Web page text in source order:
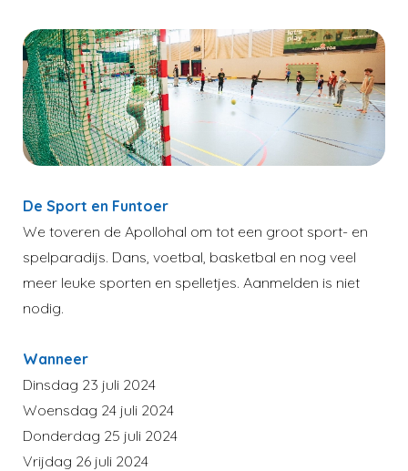
De Sport en Funtoer
We toveren de Apollohal om tot een groot sport- en
spelparadijs. Dans, voetbal, basketbal en nog veel
meer leuke sporten en spelletjes. Aanmelden is niet
nodig.
Wanneer
Dinsdag 23 juli 2024
Woensdag 24 juli 2024
Donderdag 25 juli 2024
Vrijdag 26 juli 2024